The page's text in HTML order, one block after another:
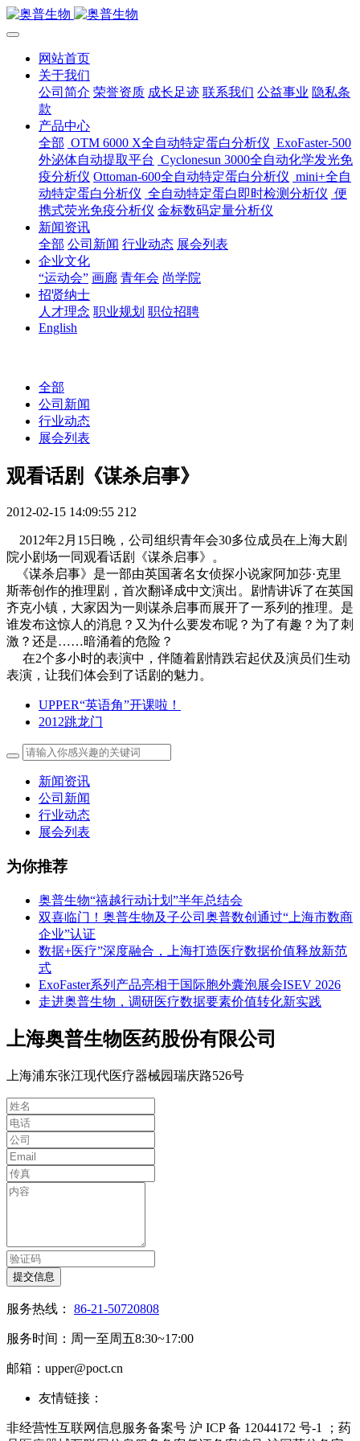
网站首页
关于我们
公司简介 荣誉资质 成长足迹 联系我们 公益事业 隐私条
款
产品中心
全部 OTM 6000 X全自动特定蛋白分析仪 ExoFaster-500
外泌体自动提取平台 Cyclonesun 3000全自动化学发光免
疫分析仪 Ottoman-600全自动特定蛋白分析仪 mini+全自
动特定蛋白分析仪 全自动特定蛋白即时检测分析仪 便
携式荧光免疫分析仪 金标数码定量分析仪
新闻资讯
全部 公司新闻 行业动态 展会列表
企业文化
“运动会” 画廊 青年会 尚学院
招贤纳士
人才理念 职业规划 职位招聘
English
全部
公司新闻
行业动态
展会列表
观看话剧《谋杀启事》
2012-02-15 14:09:55 212
2012年2月15日晚，公司组织青年会30多位成员在上海大剧
院小剧场一同观看话剧《谋杀启事》。
《谋杀启事》是一部由英国著名女侦探小说家阿加莎·克里
斯蒂创作的推理剧，首次翻译成中文演出。剧情讲诉了在英国
齐克小镇，大家因为一则谋杀启事而展开了一系列的推理。是
谁发布这惊人的消息？又为什么要发布呢？为了有趣？为了刺
激？还是……暗涌着的危险？
在2个多小时的表演中，伴随着剧情跌宕起伏及演员们生动
表演，让我们体会到了话剧的魅力。
UPPER“英语角”开课啦！
2012跳龙门
新闻资讯
公司新闻
行业动态
展会列表
为你推荐
奥普生物“禧越行动计划”半年总结会
双喜临门！奥普生物及子公司奥普数创通过“上海市数商
企业”认证
数据+医疗”深度融合，上海打造医疗数据价值释放新范
式
ExoFaster系列产品亮相于国际胞外囊泡展会ISEV 2026
走进奥普生物，调研医疗数据要素价值转化新实践
上海奥普生物医药股份有限公司
上海浦东张江现代医疗器械园瑞庆路526号
提交信息
服务热线： 86-21-50720808
服务时间：周一至周五8:30~17:00
邮箱：upper@poct.cn
友情链接：
非经营性互联网信息服务备案号 沪 ICP 备 12044172 号-1 ；药